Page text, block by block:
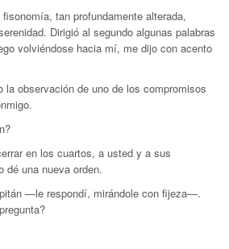
tan profundamente alterada,
Dirigió al segundo algunas palabras
volviéndose hacia mí, me dijo con acento
observación de uno de los compromisos
en los cuartos, a usted y a sus
dé una nueva orden.
—le respondí, mirándole con fijeza—.